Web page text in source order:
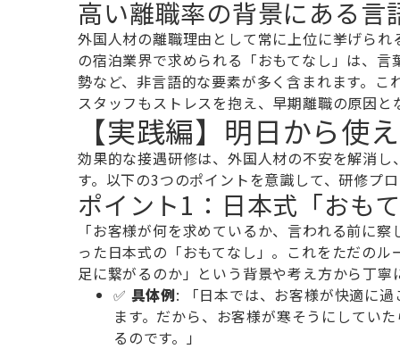
高い離職率の背景にある言
外国人材の離職理由として常に上位に挙げら
の宿泊業界で求められる「おもてなし」は、
勢など、非言語的な要素が多く含まれます。
スタッフもストレスを抱え、早期離職の原因と
【実践編】明日から使
効果的な接遇研修は、外国人材の不安を解消
す。以下の3つのポイントを意識して、研修プ
ポイント1：日本式「おも
「お客様が何を求めているか、言われる前に
った日本式の「おもてなし」。これをただの
足に繋がるのか」という背景や考え方から丁
✅ 具体例: 「日本では、お客様が快適に
ます。だから、お客様が寒そうにしてい
るのです。」